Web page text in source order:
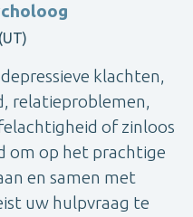
klachten,
relatieproblemen,
of zinloos
om op het prachtige
en samen met
uw hulpvraag te